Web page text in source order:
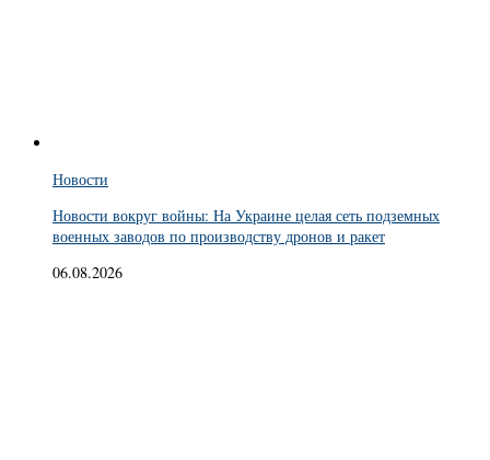
Новости
Новости вокруг войны: На Украине целая сеть подземных
военных заводов по производству дронов и ракет
06.08.2026